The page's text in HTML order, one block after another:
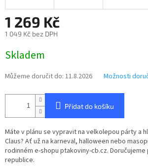
1 269 Kč
1 049 Kč bez DPH
cena:
Skladem
Můžeme doručit do: 11.8.2026 Možnosti
Přidat do košíku
Máte v plánu se vypravit na velkolepou párty a
Claus? Ať už na karneval, halloween nebo
rodinném e-shopu ptakoviny-cb.cz. Doručujeme
republice.